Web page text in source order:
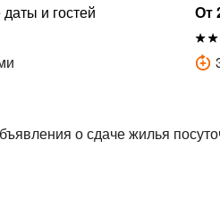
и гостей
От
о сдаче жилья